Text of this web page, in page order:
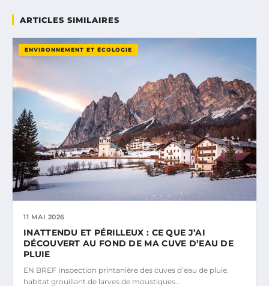
ARTICLES SIMILAIRES
ENVIRONNEMENT ET ÉCOLOGIE
11 MAI 2026
INATTENDU ET PÉRILLEUX : CE QUE J’AI
DÉCOUVERT AU FOND DE MA CUVE D’EAU DE
PLUIE
EN BREF Inspection printanière des cuves d’eau de pluie.
habitat grouillant de larves de moustiques…